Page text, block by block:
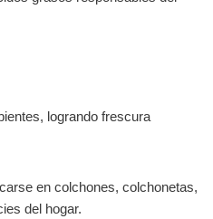
logrando frescura
en colchones, colchonetas,
del hogar.